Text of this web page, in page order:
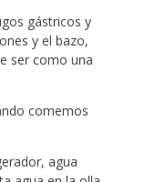
gástricos y
y el bazo,
ser como una
comemos
agua